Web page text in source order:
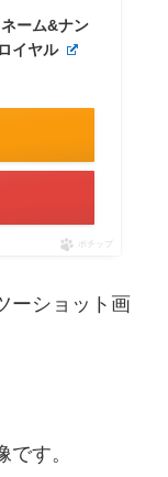
ーム&ナン
イヤル
ポチップ
ーショット画
す。